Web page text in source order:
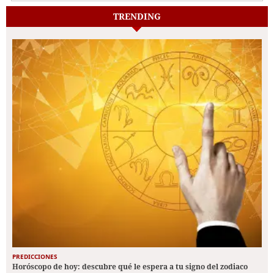
TRENDING
PREDICCIONES
Horóscopo de hoy: descubre qué le espera a tu signo del zodiaco